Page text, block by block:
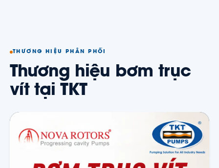
THƯƠNG HIỆU PHÂN PHỐI
Thương hiệu bơm trục
vít tại TKT